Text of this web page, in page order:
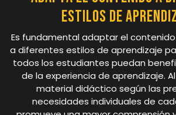
estilos de
Es fundamental adaptar el
a diferentes estilos de aprendizaje
todos los estudiantes puedan
de la experiencia de aprendizaje.
material didáctico según las
necesidades individuales de